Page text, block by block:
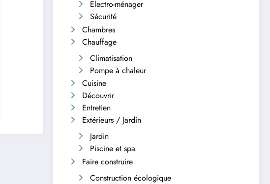
Electro-ménager
Sécurité
Chambres
Chauffage
Climatisation
Pompe à chaleur
Cuisine
Découvrir
Entretien
Extérieurs / Jardin
Jardin
Piscine et spa
Faire construire
Construction écologique